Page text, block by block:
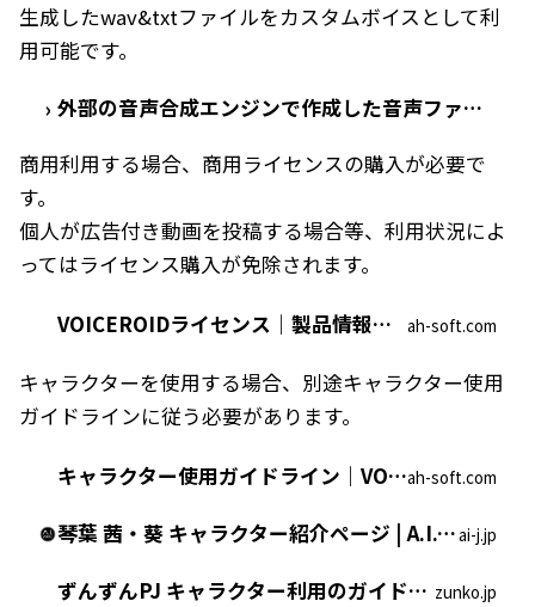
生成したwav&txtファイルをカスタムボイスとして利
用可能です。
›
外部の音声合成エンジンで作成した音声ファイルを使用したい
商用利用する場合、商用ライセンスの購入が必要で
す。
個人が広告付き動画を投稿する場合等、利用状況によ
ってはライセンス購入が免除されます。
VOICEROIDライセンス｜製品情報｜AHS(AH-Software) ah-soft.com
キャラクターを使用する場合、別途キャラクター使用
ガイドラインに従う必要があります。
キャラクター使用ガイドライン｜VOCALOID&trade;4 結月ゆかり｜製品情報｜AHS(AH-Software)ah-soft.com
琴葉 茜・葵 キャラクター紹介ページ | A.I.VOICEai-j.jp
ずんずんPJ キャラクター利用のガイドライン zunko.jp